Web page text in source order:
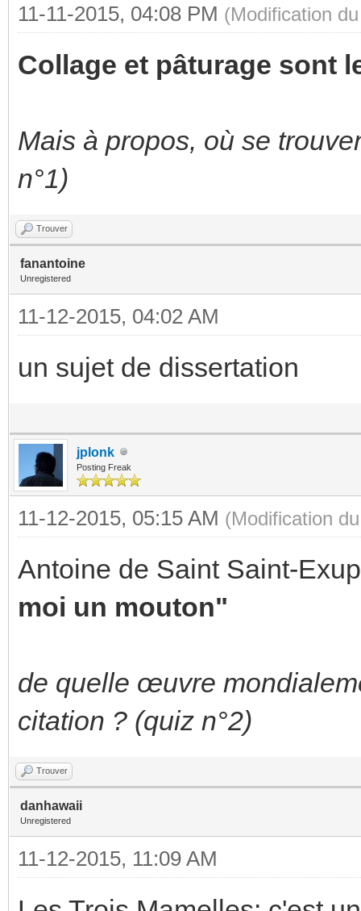
11-11-2015, 04:08 PM (Modification
Collage et pâturage sont
Mais à propos, où se
n°1)
Trouver
fanantoine
Unregistered
11-12-2015, 04:02 AM
un sujet de dissertation
jplonk
Posting Freak
11-12-2015, 05:15 AM (Modification
Antoine de Saint Saint-
moi un mouton"
de quelle œuvre
citation ? (quiz n°2)
Trouver
danhawaii
Unregistered
11-12-2015, 11:09 AM